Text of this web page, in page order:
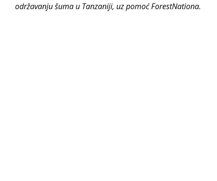
održavanju šuma u Tanzaniji, uz pomoć ForestNationa.